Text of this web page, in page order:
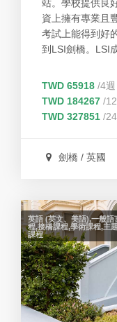
站。學校提供良
資上擁有專業且
考試上能得到好
到LSI劍橋。LSI
學生的專業英語
生有效的協助。
學生服務中心為
TWD 65918 /4週
TWD 184267 /
TWD 327851 /
劍橋 / 英國
英語 (英文、美語),一般
程,接橋課程,學術課程,主
課程